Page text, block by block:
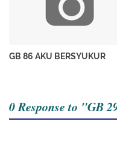
GB 86 AKU BERSYUKUR
0 Response to "GB